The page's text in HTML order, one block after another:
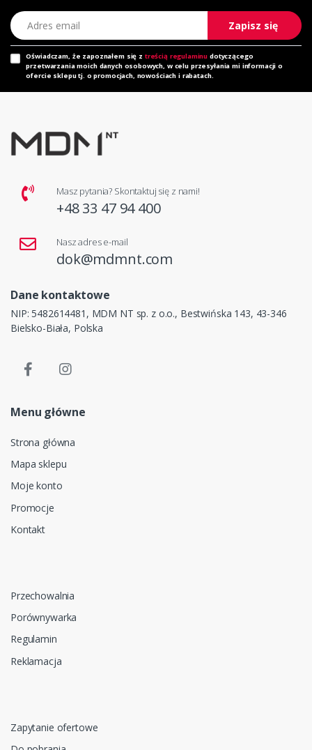
Adres email
Zapisz się
Oświadczam, że zapoznałem się z treścią regulaminu dotyczącego
przetwarzania moich danych osobowych, w celu przesyłania mi informacji o
ofercie sklepu tj. o promocjach, nowościach i rabatach.
Masz pytania? Skontaktuj się z nami!
+48 33 47 94 400
Nasz adres e-mail
dok@mdmnt.com
Dane kontaktowe
NIP: 5482614481, MDM NT sp. z o.o., Bestwińska 143, 43-346
Bielsko-Biała, Polska
Menu główne
Strona główna
Mapa sklepu
Moje konto
Promocje
Kontakt
Przechowalnia
Porównywarka
Regulamin
Reklamacja
Zapytanie ofertowe